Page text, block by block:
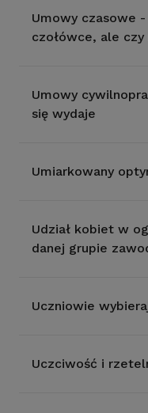
Umowy czasowe
czołówce, ale czy
Umowy
się wydaje
Umiarkowany
Udział kobiet w
danej grupie
Uczniowie
Uczciwość i